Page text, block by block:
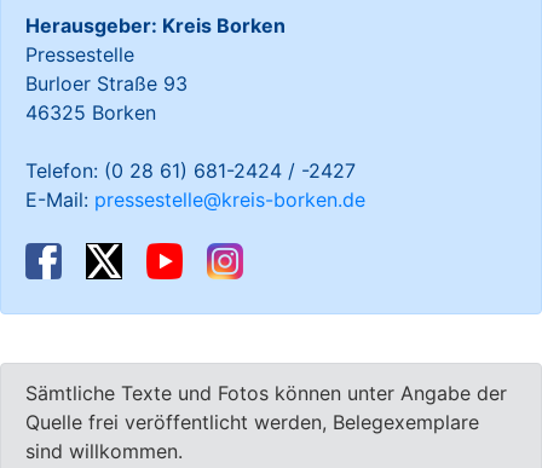
Herausgeber: Kreis Borken
Pressestelle
Burloer Straße 93
46325 Borken
Telefon: (0 28 61) 681-2424 / -2427
E-Mail: pressestelle@kreis-borken.de
Sämtliche Texte und Fotos können unter Angabe der
Quelle frei veröffentlicht werden, Belegexemplare
sind willkommen.